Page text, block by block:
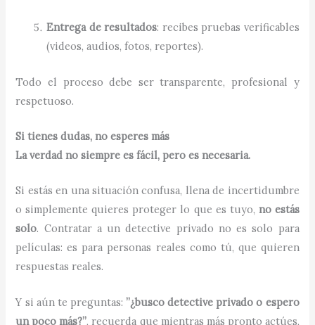
Entrega de resultados: recibes pruebas verificables
(videos, audios, fotos, reportes).
Todo el proceso debe ser transparente, profesional y
respetuoso.
Si tienes dudas, no esperes más
La verdad no siempre es fácil, pero es necesaria.
Si estás en una situación confusa, llena de incertidumbre
o simplemente quieres proteger lo que es tuyo, no estás
solo. Contratar a un detective privado no es solo para
películas: es para personas reales como tú, que quieren
respuestas reales.
Y si aún te preguntas:”¿busco detective privado o espero
un poco más?”, recuerda que mientras más pronto actúes,